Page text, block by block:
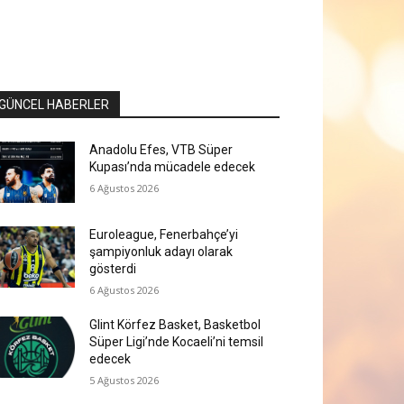
HABERLER
Anadolu Efes, VTB Süper
Kupası’nda mücadele edecek
6 Ağustos 2026
Euroleague, Fenerbahçe’yi
şampiyonluk adayı olarak
gösterdi
6 Ağustos 2026
Glint Körfez Basket, Basketbol
Süper Ligi’nde Kocaeli’ni temsil
edecek
5 Ağustos 2026